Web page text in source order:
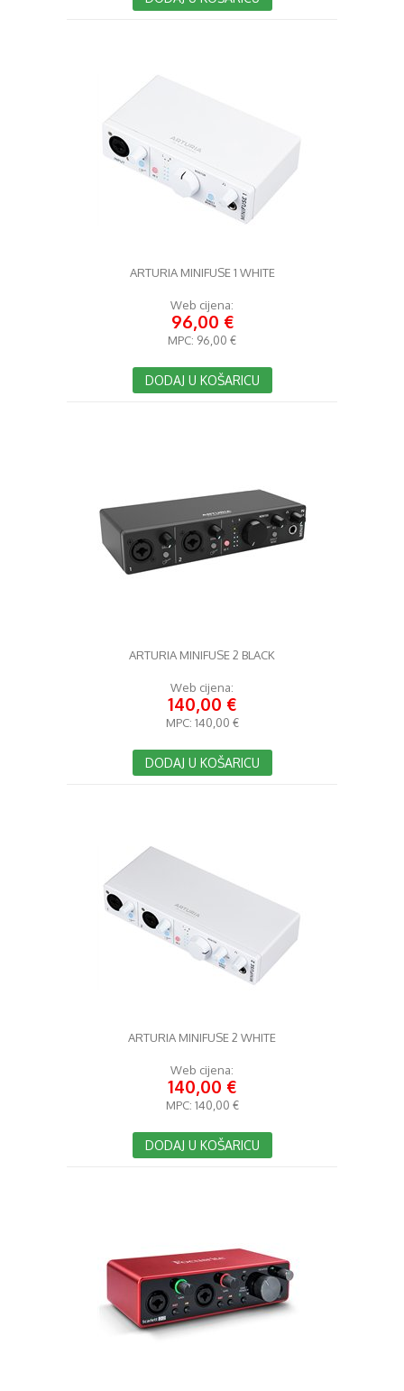
ARTURIA MINIFUSE 1 WHITE
Web cijena:
96,00 €
MPC: 96,00 €
DODAJ U KOŠARICU
ARTURIA MINIFUSE 2 BLACK
Web cijena:
140,00 €
MPC: 140,00 €
DODAJ U KOŠARICU
ARTURIA MINIFUSE 2 WHITE
Web cijena:
140,00 €
MPC: 140,00 €
DODAJ U KOŠARICU